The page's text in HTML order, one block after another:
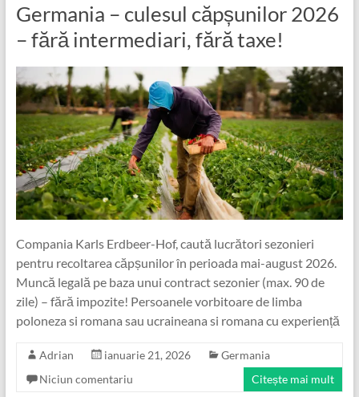
Germania – culesul căpșunilor 2026
– fără intermediari, fără taxe!
Compania Karls Erdbeer-Hof, caută lucrători sezonieri
pentru recoltarea căpșunilor în perioada mai-august 2026.
Muncă legală pe baza unui contract sezonier (max. 90 de
zile) – fără impozite! Persoanele vorbitoare de limba
poloneza si romana sau ucraineana si romana cu experiență
Adrian ianuarie 21, 2026
Germania
Niciun comentariu
Citește mai mult